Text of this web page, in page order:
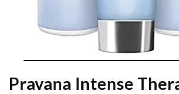
Pravana Intense